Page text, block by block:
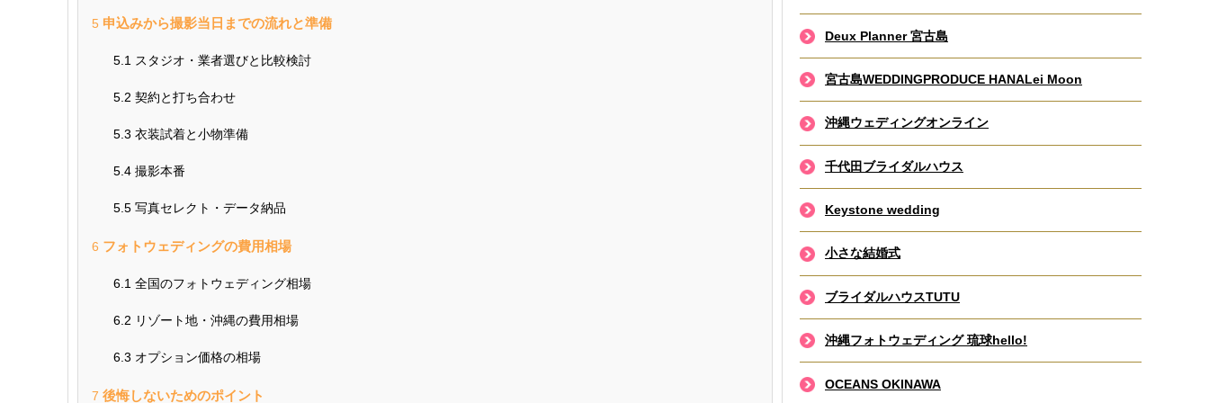
5 申込みから撮影当日までの流れと準備
5.1 スタジオ・業者選びと比較検討
5.2 契約と打ち合わせ
5.3 衣装試着と小物準備
5.4 撮影本番
5.5 写真セレクト・データ納品
6 フォトウェディングの費用相場
6.1 全国のフォトウェディング相場
6.2 リゾート地・沖縄の費用相場
6.3 オプション価格の相場
7 後悔しないためのポイント
Deux Planner 宮古島
宮古島WEDDINGPRODUCE HANALei Moon
沖縄ウェディングオンライン
千代田ブライダルハウス
Keystone wedding
小さな結婚式
ブライダルハウスTUTU
沖縄フォトウェディング 琉球hello!
OCEANS OKINAWA